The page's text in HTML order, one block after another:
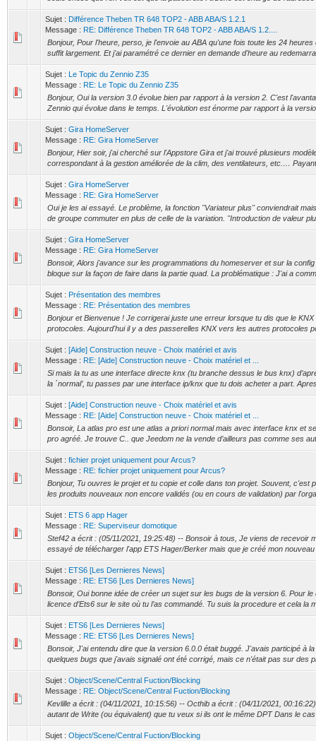
Sujet : Différence Theben TR 648 TOP2 - ABB ABA/S 1.2.1
Message : RE: Différence Theben TR 648 TOP2 - ABB ABA/S 1.2....
Bonjour, Pour l'heure, perso, je l'envoie au ABA qu'une fois toute les 24
suffit largement. Et j'ai paramétré ce dernier en demande d'heure au
Sujet : Le Topic du Zennio Z35
Message : RE: Le Topic du Zennio Z35
Bonjour, Oui la version 3.0 évolue bien par rapport à la version 2. C'est
Zennio qui évolue dans le temps. L'évolution est énorme par rapport à la
Sujet : Gira HomeServer
Message : RE: Gira HomeServer
Bonjour, Hier soir, j'ai cherché sur l'Appstore Gira et j'ai trouvé plusieurs
correspondant à la gestion améliorée de la clim, des ventilateurs, etc.…
Sujet : Gira HomeServer
Message : RE: Gira HomeServer
Oui je les ai essayé. Le problème, la fonction "Variateur plus" conviendrait
de groupe commuter en plus de celle de la variation. "Introduction de valeur
Sujet : Gira HomeServer
Message : RE: Gira HomeServer
Bonsoir, Alors j'avance sur les programmations du homeserver et sur la
bloque sur la façon de faire dans la partie quad. La problématique : J'ai a
Sujet : Présentation des membres
Message : RE: Présentation des membres
Bonjour et Bienvenue ! Je corrigerai juste une erreur lorsque tu dis que le
protocoles. Aujourd'hui il y a des passerelles KNX vers les autres protocoles
Sujet : [Aide] Construction neuve - Choix matériel et avis
Message : RE: [Aide] Construction neuve - Choix matériel et ...
Si mais la tu as une interface directe knx (tu branche dessus le bus knx)
la ´normal’, tu passes par une interface ip/knx que tu dois acheter a part.
Sujet : [Aide] Construction neuve - Choix matériel et avis
Message : RE: [Aide] Construction neuve - Choix matériel et ...
Bonsoir, La atlas pro est une atlas a priori normal mais avec interface knx et
pro agréé. Je trouve C.. que Jeedom ne la vende d’ailleurs pas comme ses
Sujet : fichier projet uniquement pour Arcus?
Message : RE: fichier projet uniquement pour Arcus?
Bonjour, Tu ouvres le projet et tu copie et colle dans ton projet. Souvent, c'est
les produits nouveaux non encore validés (ou en cours de validation) par
Sujet : ETS 6 app Hager
Message : RE: Superviseur domotique
Stef42 a écrit : (05/11/2021, 19:25:48) -- Bonsoir à tous, Je viens de recevoir
essayé de télécharger l'app ETS Hager/Berker mais que je créé mon
Sujet : ETS6 [Les Dernieres News]
Message : RE: ETS6 [Les Dernieres News]
Bonsoir, Oui bonne idée de créer un sujet sur les bugs de la version 6. Pour
licence d’Ets6 sur le site où tu l’as commandé. Tu suis la procedure et cela la
Sujet : ETS6 [Les Dernieres News]
Message : RE: ETS6 [Les Dernieres News]
Bonsoir, J'ai entendu dire que la version 6.0.0 était buggé. J'avais participé à
quelques bugs que j'avais signalé ont été corrigé, mais ce n'était pas sur des
Sujet : Object/Scene/Central Fuction/Blocking
Message : RE: Object/Scene/Central Fuction/Blocking
Kevlille a écrit : (04/11/2021, 10:15:56) -- Octhib a écrit : (04/11/2021,
autant de Write (ou équivalent) que tu veux si ils ont le même DPT Dans le
Sujet : Object/Scene/Central Fuction/Blocking